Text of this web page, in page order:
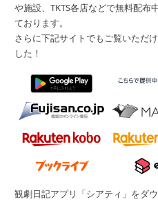
や施設、TKTS各店などで無料配布
ております。
さらに下記サイトでもご覧いただ
した！
観劇日記アプリ「シアティ」をダ